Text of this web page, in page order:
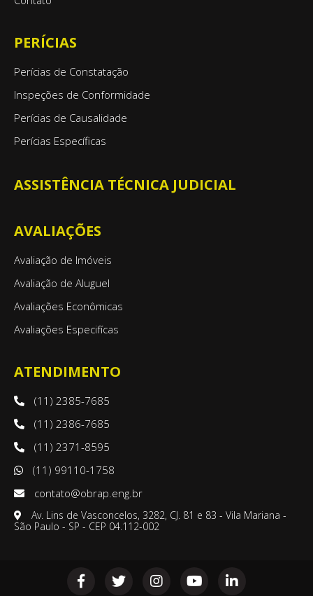
PERÍCIAS
Perícias de Constatação
Inspeções de Conformidade
Perícias de Causalidade
Perícias Específicas
ASSISTÊNCIA TÉCNICA JUDICIAL
AVALIAÇÕES
Avaliação de Imóveis
Avaliação de Aluguel
Avaliações Econômicas
Avaliações Especifícas
ATENDIMENTO
(11) 2385-7685
(11) 2386-7685
(11) 2371-8595
(11) 99110-1758
contato@obrap.eng.br
Av. Lins de Vasconcelos, 3282, CJ. 81 e 83 - Vila Mariana -
São Paulo - SP - CEP 04.112-002